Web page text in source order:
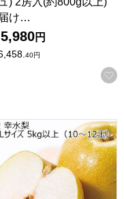
りに登録する
届け…
5,980円
40円
上(14玉)【CB】
加賀産 幸水梨 4L〜5L